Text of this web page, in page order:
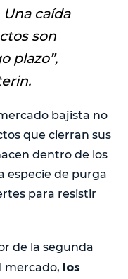
caída
son
plazo”,
bajista no
que cierran sus
dentro de los
especie de purga
para resistir
de la segunda
mercado, los